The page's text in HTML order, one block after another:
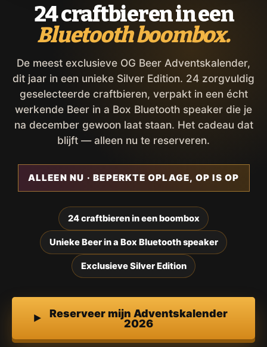
24 craftbieren in een
Bluetooth boombox.
De meest exclusieve OG Beer Adventskalender,
dit jaar in een unieke Silver Edition. 24 zorgvuldig
geselecteerde craftbieren, verpakt in een écht
werkende Beer in a Box Bluetooth speaker die je
na december gewoon laat staan. Het cadeau dat
blijft — alleen nu te reserveren.
ALLEEN NU · BEPERKTE OPLAGE, OP IS OP
24 craftbieren in een boombox
Unieke Beer in a Box Bluetooth speaker
Exclusieve Silver Edition
Reserveer mijn Adventskalender
2026